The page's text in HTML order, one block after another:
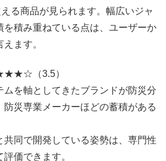
る商品が見られます。幅広いジャ
を積み重ねている点は、ユーザーか
ます。
（3.5）
ムを軸としてきたブランドが防災分
防災専業メーカーほどの蓄積がある
共同で開発している姿勢は、専門性
価できます。